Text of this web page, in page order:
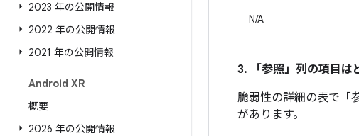
2023 年の公開情報
2022 年の公開情報
2021 年の公開情報
Android XR
概要
2026 年の公開情報
N/A
3. 「参照」 列の項目は
脆弱性の詳細の表で「
があります。